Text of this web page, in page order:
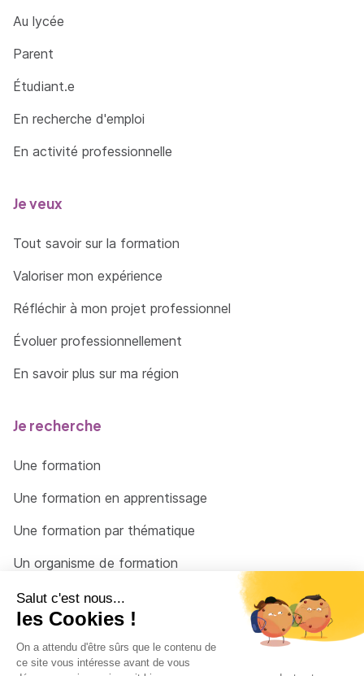
Au lycée
Parent
Étudiant.e
En recherche d'emploi
En activité professionnelle
Je veux
Tout savoir sur la formation
Valoriser mon expérience
Réfléchir à mon projet professionnel
Évoluer professionnellement
En savoir plus sur ma région
Je recherche
Une formation
Une formation en apprentissage
Une formation par thématique
Un organisme de formation
Un conseiller
Une solution pour raccrocher